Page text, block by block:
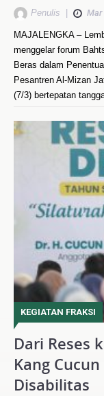
Penulis Mar
MAJALENGKA –
menggelar forum
Beras dalam
Pesantren Al-Mizan
(7/3) bertepatan
KEGIATAN FRAKSI
Dari Reses
Kang
Disabilitas